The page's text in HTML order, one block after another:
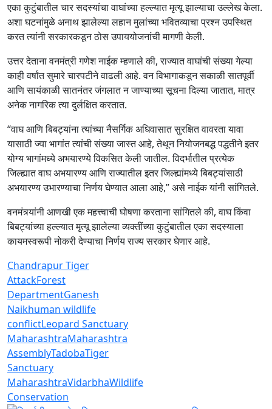
एका कुटुंबातील चार सदस्यांचा वाघांच्या हल्ल्यात मृत्यू झाल्याचा उल्लेख केला.
अशा घटनांमुळे अनाथ झालेल्या लहान मुलांच्या भवितव्याचा प्रश्न उपस्थित
करत त्यांनी सरकारकडून ठोस उपाययोजनांची मागणी केली.
उत्तर देताना वनमंत्री गणेश नाईक म्हणाले की, राज्यात वाघांची संख्या गेल्या
काही वर्षांत सुमारे चारपटीने वाढली आहे. वन विभागाकडून सकाळी सातपूर्वी
आणि सायंकाळी सातनंतर जंगलात न जाण्याच्या सूचना दिल्या जातात, मात्र
अनेक नागरिक त्या दुर्लक्षित करतात.
“वाघ आणि बिबट्यांना त्यांच्या नैसर्गिक अधिवासात सुरक्षित वावरता यावा
यासाठी ज्या भागांत त्यांची संख्या जास्त आहे, तेथून नियोजनबद्ध पद्धतीने इतर
योग्य भागांमध्ये अभयारण्ये विकसित केली जातील. विदर्भातील प्रत्येक
जिल्ह्यात वाघ अभयारण्य आणि राज्यातील इतर जिल्ह्यांमध्ये बिबट्यांसाठी
अभयारण्य उभारण्याचा निर्णय घेण्यात आला आहे,” असे नाईक यांनी सांगितले.
वनमंत्र्यांनी आणखी एक महत्त्वाची घोषणा करताना सांगितले की, वाघ किंवा
बिबट्यांच्या हल्ल्यात मृत्यू झालेल्या व्यक्तींच्या कुटुंबातील एका सदस्याला
कायमस्वरूपी नोकरी देण्याचा निर्णय राज्य सरकार घेणार आहे.
Chandrapur Tiger
AttackForest
DepartmentGanesh
Naikhuman wildlife
conflictLeopard Sanctuary
MaharashtraMaharashtra
AssemblyTadobaTiger
Sanctuary
MaharashtraVidarbhaWildlife
Conservation